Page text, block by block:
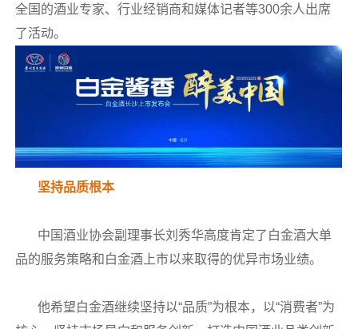
全国的酒业专家、行业经销商和媒体记者等300余人出席
了活动。
坚持品质根本
中国酒业协会副理事长刘秀华高度肯定了白金酒大单
品的服务策略和白金酒上市以来取得的优异市场业绩。
他希望白金酒继续坚持以“品质”为根本，以“消费者”为